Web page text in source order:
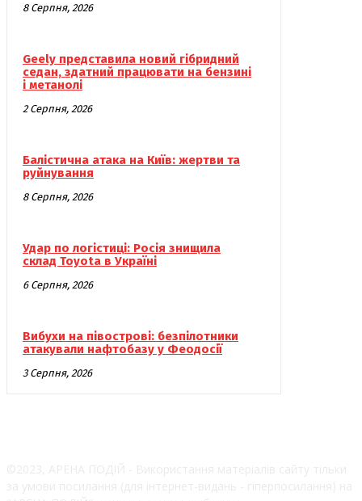
8 Серпня, 2026
Geely представила новий гібридний
седан, здатний працювати на бензині
і метанолі
2 Серпня, 2026
Балістична атака на Київ: жертви та
руйнування
8 Серпня, 2026
Удар по логістиці: Росія знищила
склад Toyota в Україні
6 Серпня, 2026
Вибухи на півострові: безпілотники
атакували нафтобазу у Феодосії
3 Серпня, 2026